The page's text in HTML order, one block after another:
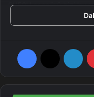
OV50H sensörü bizi
ve X Fold 3 Pro